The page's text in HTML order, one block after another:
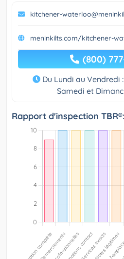
kitchener-
meninkilts.com/kitchener-
(800)
Du Lundi au Vendredi
Samedi et
Rapport d'inspection TBR®: